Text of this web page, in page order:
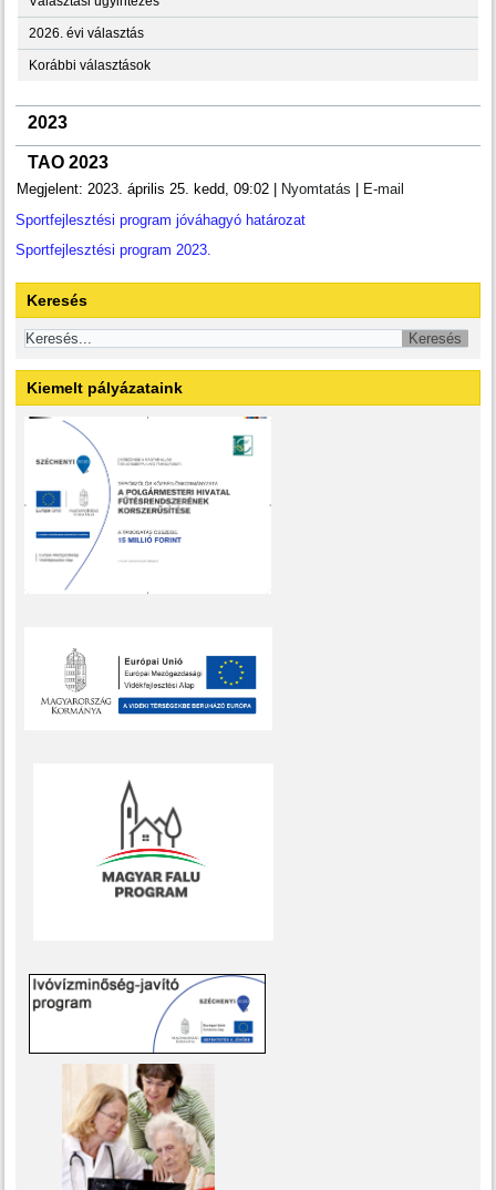
2026. évi választás
Korábbi választások
2023
TAO 2023
Megjelent: 2023. április 25. kedd, 09:02 Nyomtatás
E-mail
Sportfejlesztési program jóváhagyó határozat
Sportfejlesztési program 2023.
Keresés
Kiemelt pályázataink